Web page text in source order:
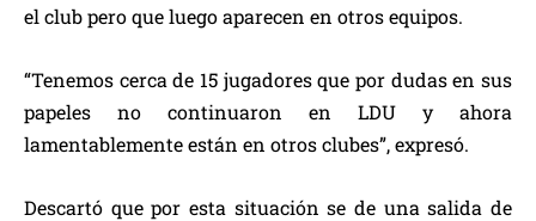
el club pero que luego aparecen en otros equipos.
“Tenemos cerca de 15 jugadores que por dudas en sus
papeles no continuaron en LDU y ahora
lamentablemente están en otros clubes”, expresó.
Descartó que por esta situación se de una salida de